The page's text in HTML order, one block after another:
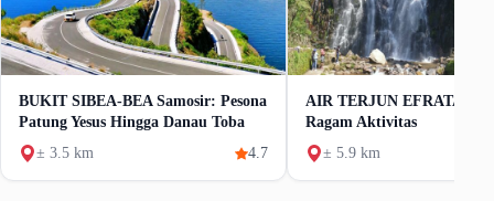
BUKIT SIBEA-BEA Samosir: Pesona
Patung Yesus Hingga Danau Toba
± 3.5 km
4.7
AIR TERJUN EFRATA
Ragam Aktivitas
± 5.9 km